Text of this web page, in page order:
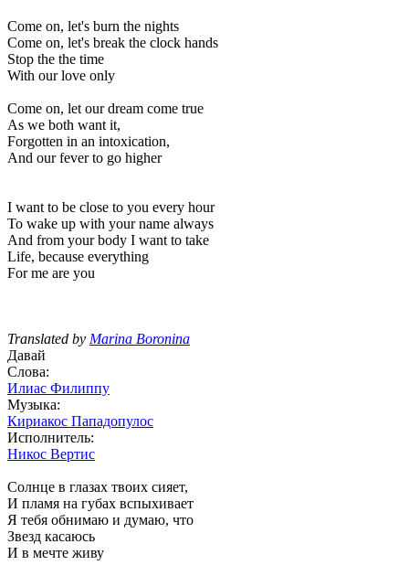
Come on, let's burn the nights
Come on, let's break the clock hands
Stop the the time
With our love only
Come on, let our dream come true
As we both want it,
Forgotten in an intoxication,
And our fever to go higher
I want to be close to you every hour
To wake up with your name always
And from your body I want to take
Life, because everything
For me are you
Translated by Marina Boronina
Давай
Слова:
Илиас Филиппу
Музыка:
Кириакос Пападопулос
Исполнитель:
Никос Вертис
Солнце в глазах твоих сияет,
И пламя на губах вспыхивает
Я тебя обнимаю и думаю, что
Звезд касаюсь
И в мечте живу